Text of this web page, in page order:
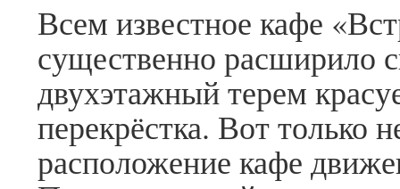
Всем известное кафе
существенно
двухэтажный терем
перекрёстка. Вот только
расположение кафе